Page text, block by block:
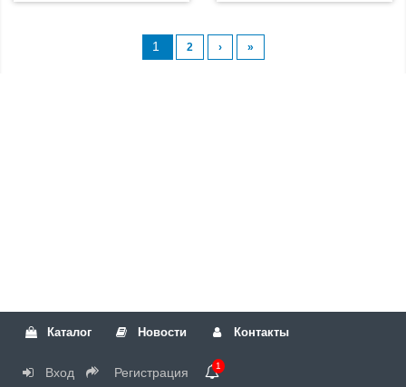
1 2 › »
Каталог Новости Контакты
Вход Регистрация 1